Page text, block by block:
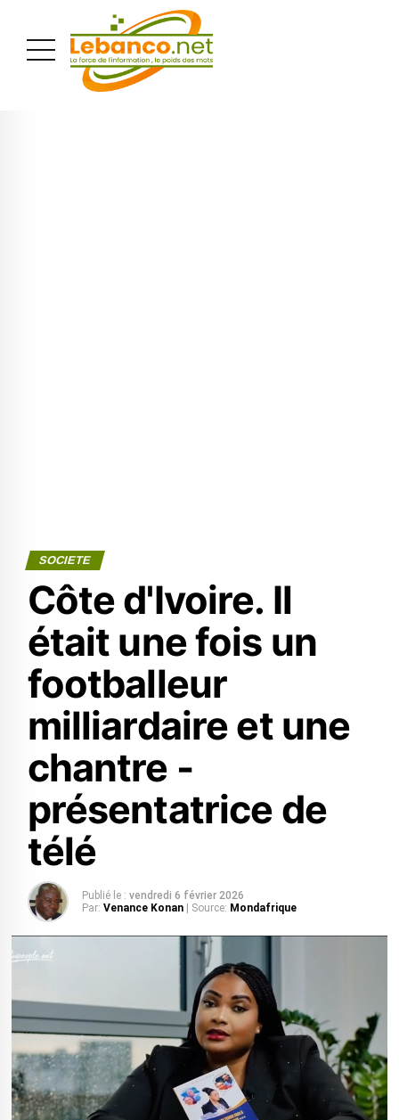
SOCIETE
Côte d'Ivoire. Il
était une fois un
footballeur
milliardaire et une
chantre -
présentatrice de
télé
Publié le : vendredi 6 février 2026
Par: Venance Konan | Source: Mondafrique